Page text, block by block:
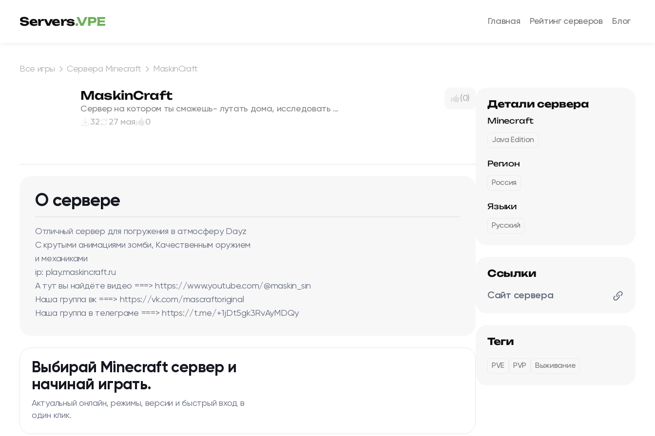
Servers.VPE Главная Рейтинг серверов Блог
Все игры Сервера Minecraft MaskinCraft
MaskinCraft
Сервер на котором ты сможешь- лутать дома, исследовать ...
32
27 мая 0
(0)
О сервере
Отличный сервер для погружения в атмосферу Dayz
С крутыми анимациями зомби, Качественным оружием
и механиками
ip: play.maskincraft.ru
А тут вы найдёте видео ===> https://www.youtube.com/@maskin_sin
Наша группа вк ===> https://vk.com/mascraftoriginal
Наша группа в телеграме ===> https://t.me/+1jDt5gk3RvAyMDQy
Выбирай Minecraft сервер и
начинай играть.
Актуальный онлайн, режимы, версии и быстрый вход в
один клик.
Детали сервера
Minecraft
Java Edition
Регион
Россия
Языки
Русский
Ссылки
Сайт сервера
Теги
PVE PVP Выживание